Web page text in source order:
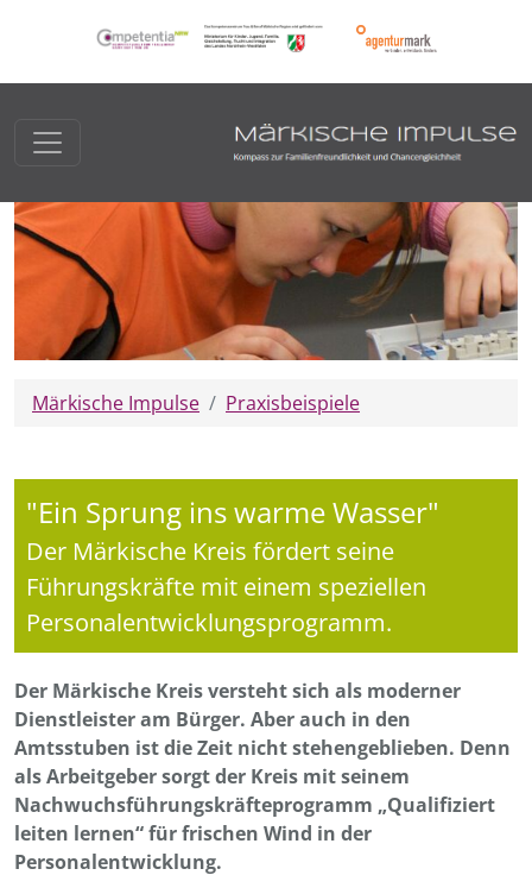
Märkische Impulse Praxisbeispiele
"Ein Sprung ins warme Wasser"
Der Märkische Kreis fördert seine
Führungskräfte mit einem speziellen
Personalentwicklungsprogramm.
Der Märkische Kreis versteht sich als moderner
Dienstleister am Bürger. Aber auch in den
Amtsstuben ist die Zeit nicht stehengeblieben. Denn
als Arbeitgeber sorgt der Kreis mit seinem
Nachwuchsführungskräfteprogramm „Qualifiziert
leiten lernen“ für frischen Wind in der
Personalentwicklung.